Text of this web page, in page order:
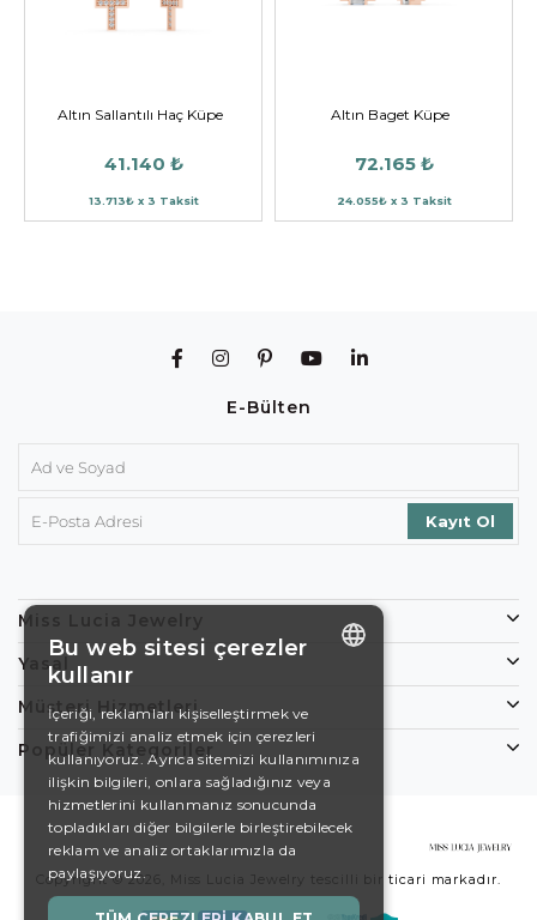
Altın Sallantılı Haç Küpe
41.140 ₺
13.713₺ x 3 Taksit
Altın Baget Küpe
72.165 ₺
24.055₺ x 3 Taksit
E-Bülten
Miss Lucia Jewelry
Yasal
Müşteri Hizmetleri
Popüler Kategoriler
Copyright © 2026, Miss Lucia Jewelry tescilli bir ticari markadır.
DE
EN
SWEDISH
TURKISH
Bu web sitesi çerezler
kullanır
İçeriği, reklamları kişiselleştirmek ve
trafiğimizi analiz etmek için çerezleri
kullanıyoruz. Ayrıca sitemizi kullanımınıza
ilişkin bilgileri, onlara sağladığınız veya
hizmetlerini kullanmanız sonucunda
topladıkları diğer bilgilerle birleştirebilecek
reklam ve analiz ortaklarımızla da
paylaşıyoruz.